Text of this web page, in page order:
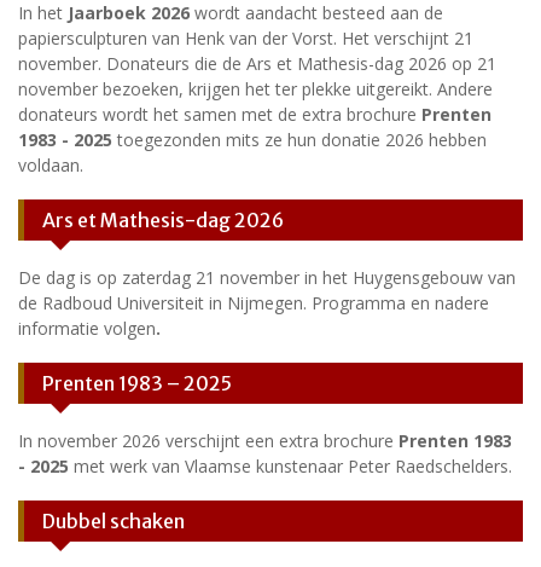
In het Jaarboek 2026 wordt aandacht besteed aan de
papiersculpturen van Henk van der Vorst. Het verschijnt 21
november. Donateurs die de Ars et Mathesis-dag 2026 op 21
november bezoeken, krijgen het ter plekke uitgereikt. Andere
donateurs wordt het samen met de extra brochure Prenten
1983 - 2025 toegezonden mits ze hun donatie 2026 hebben
voldaan.
Ars et Mathesis-dag 2026
De dag is op zaterdag 21 november in het Huygensgebouw van
de Radboud Universiteit in Nijmegen. Programma en nadere
informatie volgen.
Prenten 1983 – 2025
In november 2026 verschijnt een extra brochure Prenten 1983
- 2025 met werk van Vlaamse kunstenaar Peter Raedschelders.
Dubbel schaken